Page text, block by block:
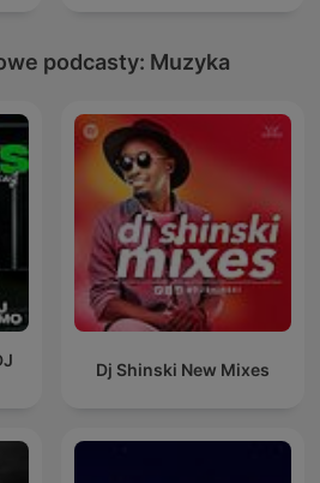
podcasty: Muzyka
Dj Shinski New Mixes